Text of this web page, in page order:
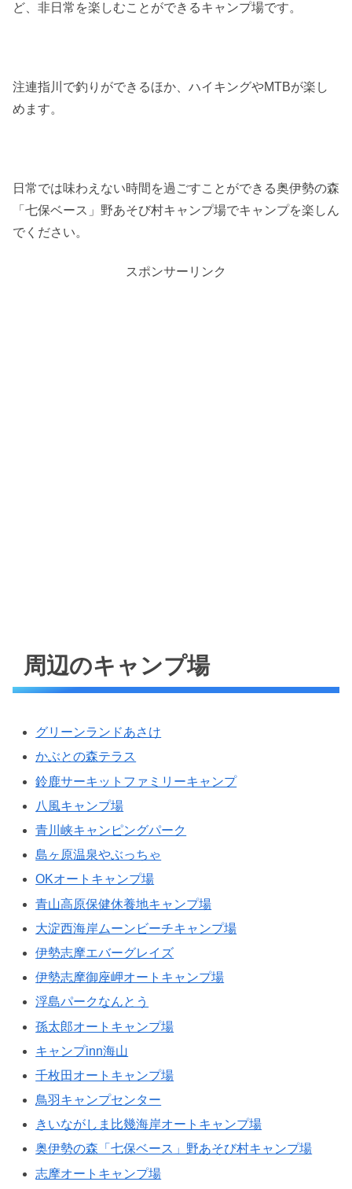
ど、非日常を楽しむことができるキャンプ場です。
注連指川で釣りができるほか、ハイキングやMTBが楽し
めます。
日常では味わえない時間を過ごすことができる奥伊勢の森
「七保ベース」野あそび村キャンプ場でキャンプを楽しん
でください。
スポンサーリンク
周辺のキャンプ場
グリーンランドあさけ
かぶとの森テラス
鈴鹿サーキットファミリーキャンプ
八風キャンプ場
青川峡キャンピングパーク
島ヶ原温泉やぶっちゃ
OKオートキャンプ場
青山高原保健休養地キャンプ場
大淀西海岸ムーンビーチキャンプ場
伊勢志摩エバーグレイズ
伊勢志摩御座岬オートキャンプ場
浮島パークなんとう
孫太郎オートキャンプ場
キャンプinn海山
千枚田オートキャンプ場
鳥羽キャンプセンター
きいながしま比幾海岸オートキャンプ場
奥伊勢の森「七保ベース」野あそび村キャンプ場
志摩オートキャンプ場